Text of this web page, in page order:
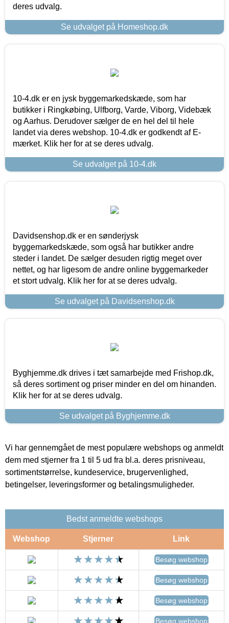
deres udvalg.
Se udvalget på Homeshop.dk
10-4.dk er en jysk byggemarkedskæde, som har
butikker i Ringkøbing, Ulfborg, Varde, Viborg, Videbæk
og Aarhus. Derudover sælger de en hel del til hele
landet via deres webshop. 10-4.dk er godkendt af E-
mærket. Klik her for at se deres udvalg.
Se udvalget på 10-4.dk
Davidsenshop.dk er en sønderjysk
byggemarkedskæde, som også har butikker andre
steder i landet. De sælger desuden rigtig meget over
nettet, og har ligesom de andre online byggemarkeder
et stort udvalg. Klik her for at se deres udvalg.
Se udvalget på Davidsenshop.dk
Byghjemme.dk drives i tæt samarbejde med Frishop.dk,
så deres sortiment og priser minder en del om hinanden.
Klik her for at se deres udvalg.
Se udvalget på Byghjemme.dk
Vi har gennemgået de mest populære webshops og anmeldt
dem med stjerner fra 1 til 5 ud fra bl.a. deres prisniveau,
sortimentstørrelse, kundeservice, brugervenlighed,
betingelser, leveringsformer og betalingsmuligheder.
Bedst anmeldte webshops
Webshop Stjerner Link
Besøg webshop
Besøg webshop
Besøg webshop
Besøg webshop